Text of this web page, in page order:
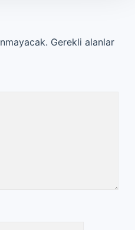
Gerekli alanlar